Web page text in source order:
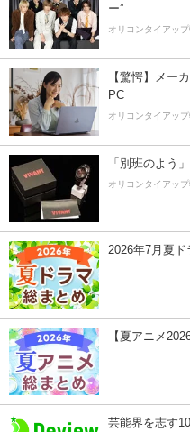
ー”
オリコンタイアッ
【驚愕】メー
PC
オリコンタイアッ
「別班のよう
オリコンタイアッ
2026年7月夏
【夏アニメ
芸能界を志す